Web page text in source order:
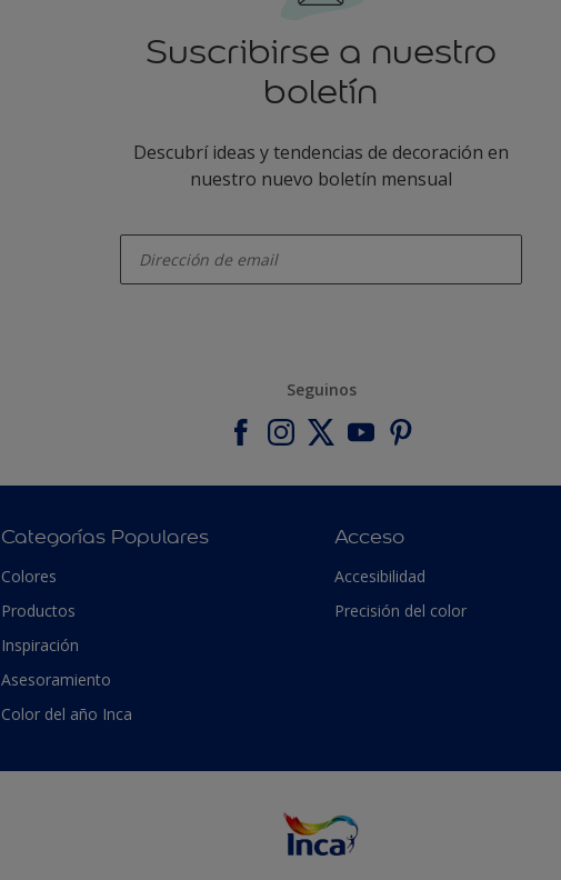
Suscribirse a nuestro
boletín
Descubrí ideas y tendencias de decoración en
nuestro nuevo boletín mensual
Seguinos
Categorías Populares
Colores
Productos
Inspiración
Asesoramiento
Color del año Inca
Acceso
Accesibilidad
Precisión del color